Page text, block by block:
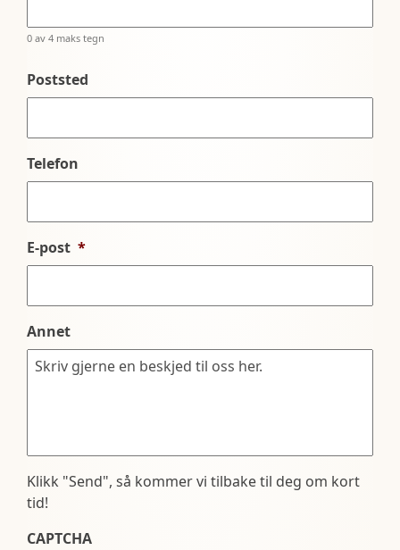
0 av 4 maks tegn
Poststed
Telefon
E-post *
Annet
Klikk "Send", så kommer vi tilbake til deg om kort
tid!
CAPTCHA